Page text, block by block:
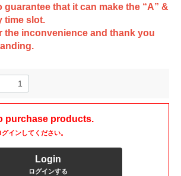
guarantee that it can make the “A” &
time slot.
the inconvenience and thank you
purchase products.
インしてください。
Login
ログインする